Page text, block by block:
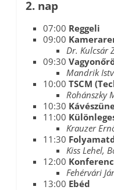
2. nap
07:00 Reggeli
09:00
Dr. Kulcsár
09:30
Mandrik
10:00 TSCM
Rohánszky
10:30
11:00
Krauzer
11:30
Kiss Lehel,
12:00
Fehérvári
13:00 Ebéd